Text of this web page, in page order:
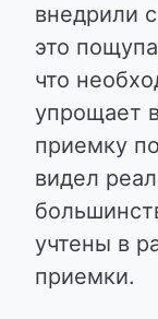
внедрили
это
что
упрощает
приемку
видел
учтены в
приемки.